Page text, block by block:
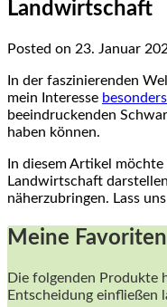
Landwirtschaft
Posted on 23. Januar
In der faszinierenden
mein Interesse besonders
beeindruckenden
haben können.
In diesem Artikel
Landwirtschaft
näherzubringen.⁣ Lass‌
Meine Favoriten
Die folgenden ⁢Produkte
‍Entscheidung einfließen